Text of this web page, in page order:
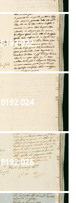
8192 022
8192 024
8192 026